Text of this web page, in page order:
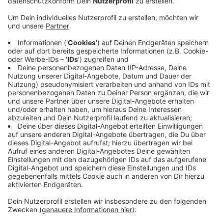
Wittgenstein einen neuen Superintendenten wählen.
Amtsinhaber Stefan Berk hatte bereits angekündigt,
dass er sich nicht erneut zur Wiederwahl stellen
werde. Der Nominierungsausschuss des Kirchenkreises
Wittgenstein schlägt als einzige Kandidatin Simone
Conrad aus Wingeshausen vor. Das hat der Kirchenkreis
mitgeteilt. Simone Conrad arbeitet mit der einen
Hälfte ihrer Stelle als Gemeindepfarrerin in Birkelbach,
mit der anderen als Kirchenkreis-Diakoniepfarrerin.
Wenn sie gewählt wird, würde Simone Conrad im
Sommer ihr neues Amt antreten, Da der Posten des
Wittgensteiner Superintendenten ein nebenamtlicher
ist, würde sie weiter als Diakoniepfarrerin arbeiten. Die
Synode selbst darf auch noch eigene Wahlvorschläge
machen.
Anzeige